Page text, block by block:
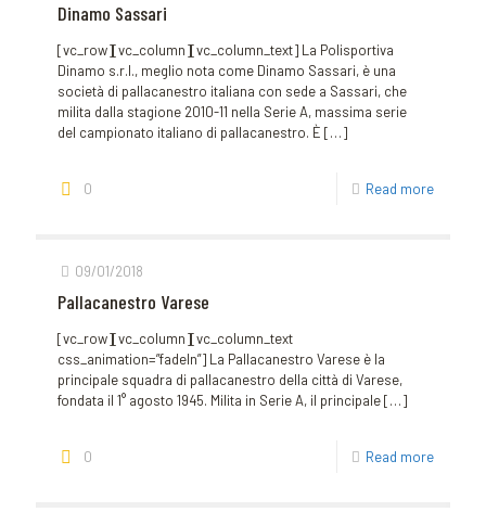
Dinamo Sassari
[vc_row][vc_column][vc_column_text] La Polisportiva
Dinamo s.r.l., meglio nota come Dinamo Sassari, è una
società di pallacanestro italiana con sede a Sassari, che
milita dalla stagione 2010-11 nella Serie A, massima serie
del campionato italiano di pallacanestro. È […]
0 Read more
09/01/2018
Pallacanestro Varese
[vc_row][vc_column][vc_column_text
css_animation=”fadeIn”] La Pallacanestro Varese è la
principale squadra di pallacanestro della città di Varese,
fondata il 1° agosto 1945. Milita in Serie A, il principale[…]
0 Read more